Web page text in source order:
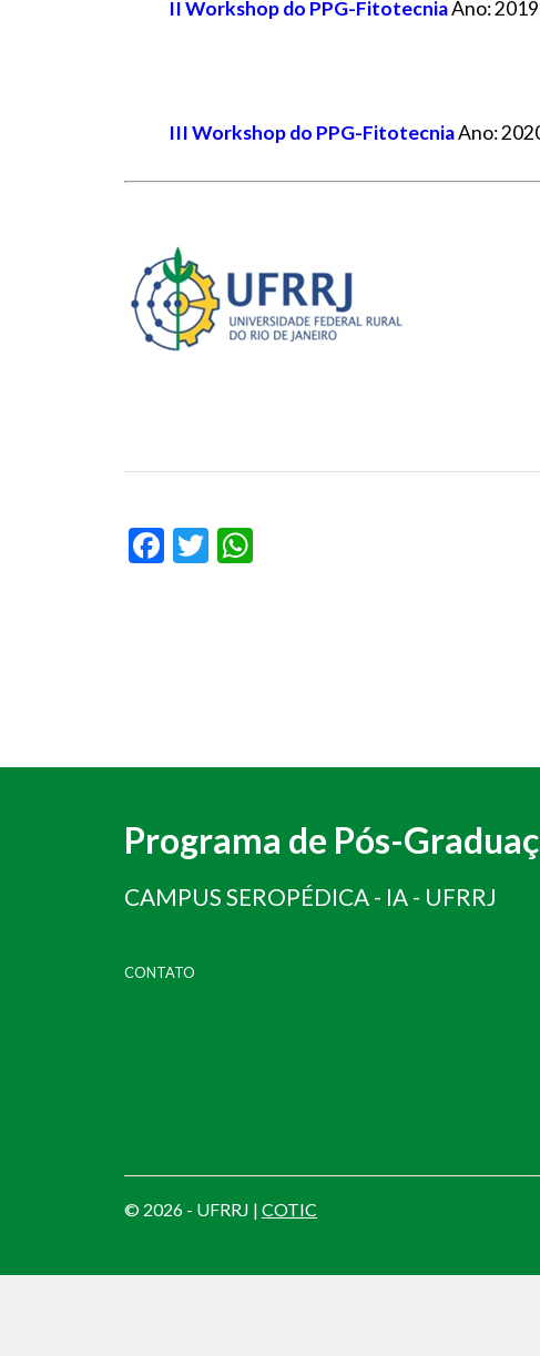
II Workshop do PPG-FitotecniaAno:
III Workshop do PPG-FitotecniaAno:
Facebook
Twitter
Programa de Pós-
CAMPUS SEROPÉDICA - IA - UFRRJ
CONTATO
© 2026 - UFRRJ | COTIC